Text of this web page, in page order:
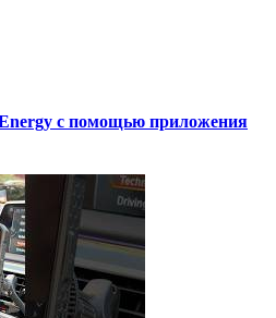
с помощью приложения